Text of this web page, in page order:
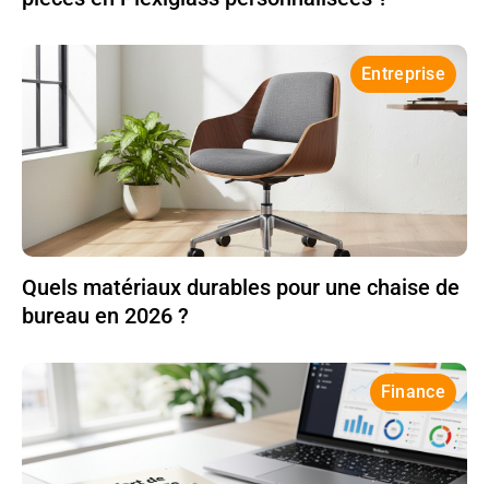
Entreprise
Quels matériaux durables pour une chaise de
bureau en 2026 ?
Finance